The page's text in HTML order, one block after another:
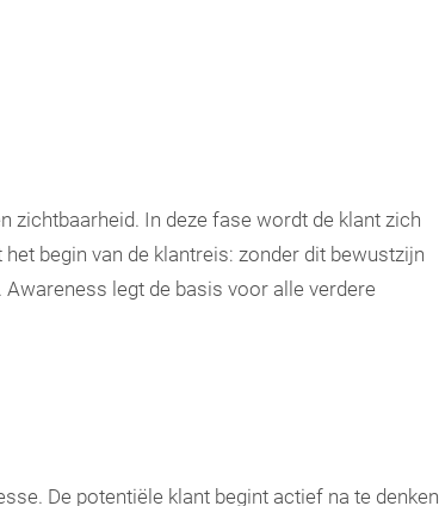
zichtbaarheid. In deze fase wordt de klant zich
begin van de klantreis: zonder dit bewustzijn
legt de basis voor alle verdere
De potentiële klant begint actief na te denken